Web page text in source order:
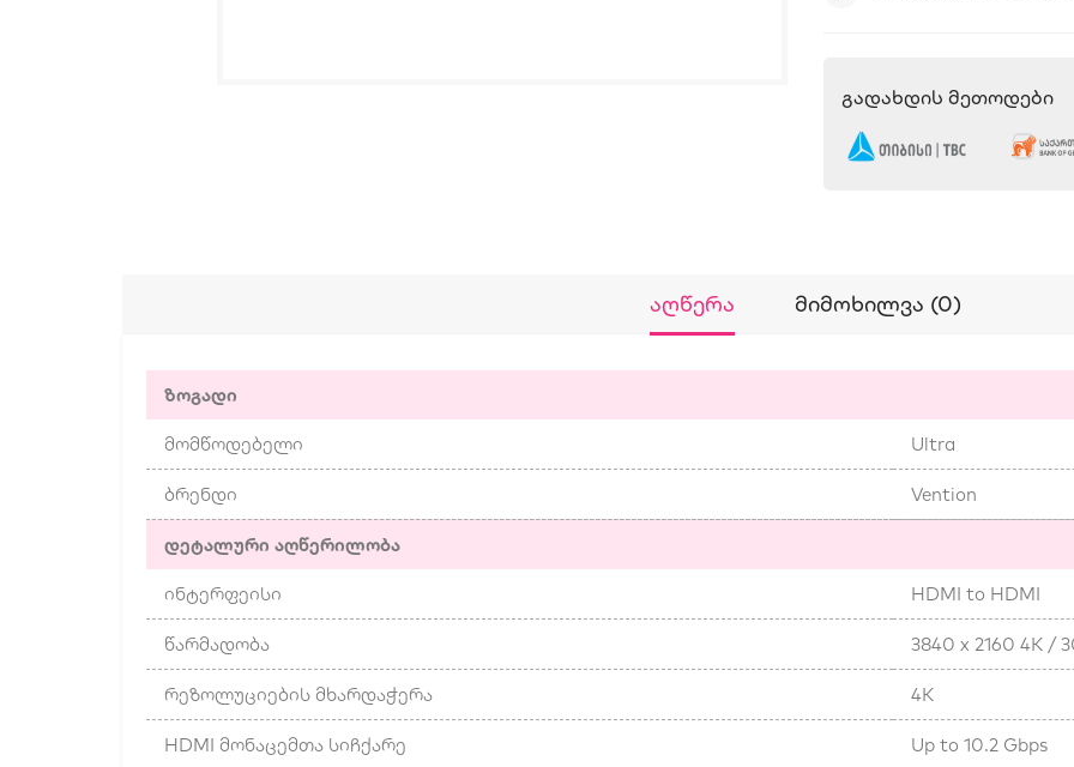
Გადახდის Მეთოდები
Აღწერა Მიმოხილვა (0)
ზოგადი
მომწოდებელი Ultra
ბრენდი Vention
დეტალური აღწერილობა
ინტერფეისი HDMI to HDMI
წარმადობა 3840 x 2160 4K /
რეზოლუციების მხარდაჭერა 4K
HDMI მონაცემთა სიჩქარე Up to 10.2 Gbps